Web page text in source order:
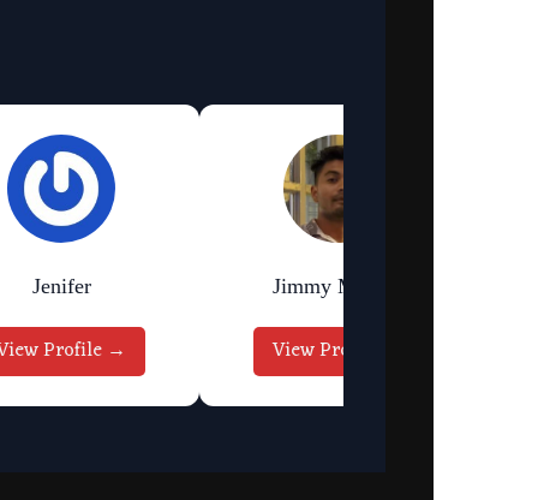
Jenifer
Profile →
Jimmy Murmu
View Profile →